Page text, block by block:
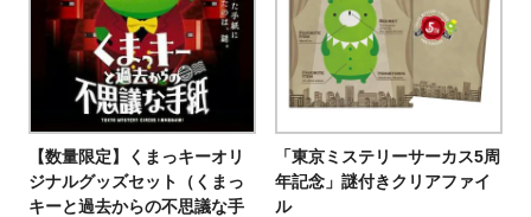
【数量限定】くまっキーオリ
ジナルグッズセット（くまっ
キーと過去からの不思議な手
「東京ミステリーサーカス5周
年記念」謎付きクリアファイ
ル